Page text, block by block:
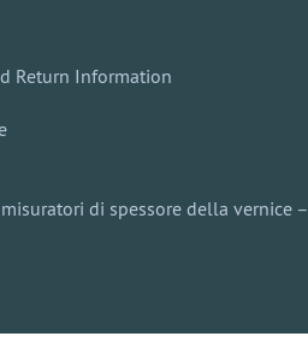
Return Information
di spessore della vernice –